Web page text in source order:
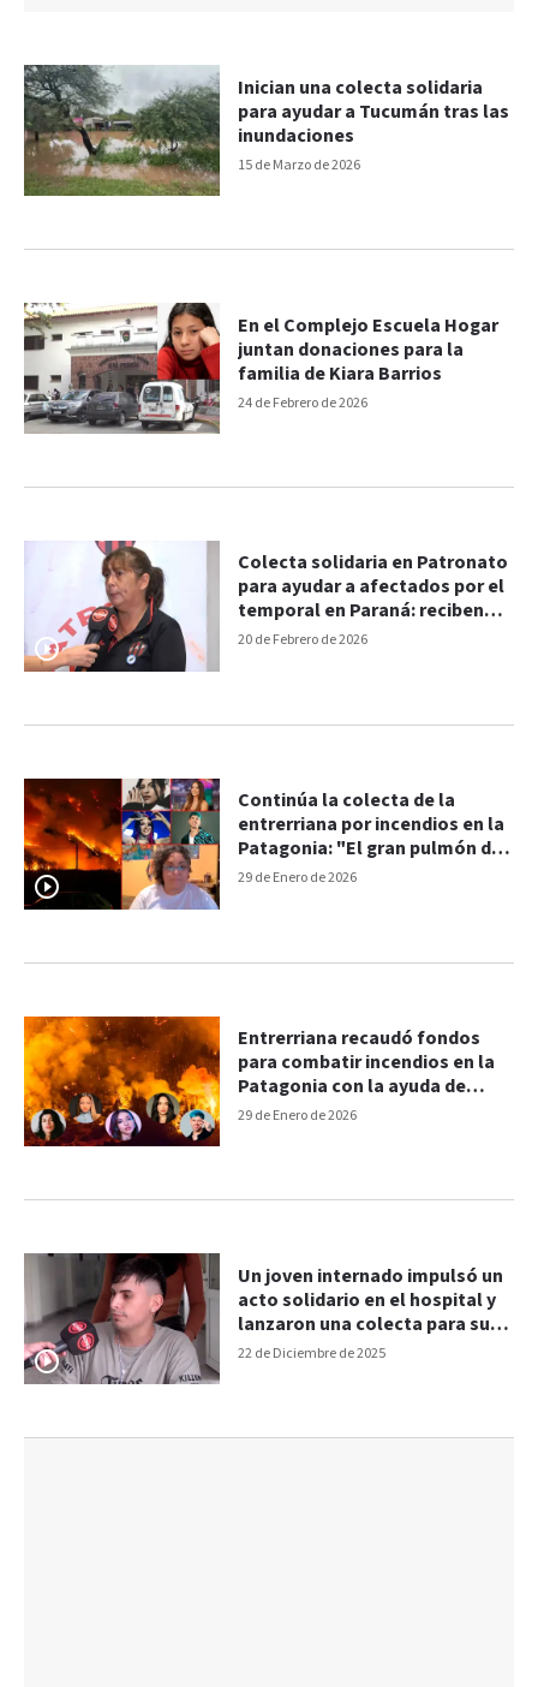
15 de Marzo de 2026
Inician una colecta solidaria
para ayudar a Tucumán tras las
inundaciones
24 de Febrero de 2026
En el Complejo Escuela Hogar
juntan donaciones para la
familia de Kiara Barrios
20 de Febrero de 2026
Colecta solidaria en Patronato
para ayudar a afectados por el
temporal en Paraná: reciben
donaciones
29 de Enero de 2026
Continúa la colecta de la
entrerriana por incendios en la
Patagonia: "El gran pulmón de
Argentina se quema"
29 de Enero de 2026
Entrerriana recaudó fondos
para combatir incendios en la
Patagonia con la ayuda de
Cazzu y otros artistas
22 de Diciembre de 2025
Un joven internado impulsó un
acto solidario en el hospital y
lanzaron una colecta para su
operación